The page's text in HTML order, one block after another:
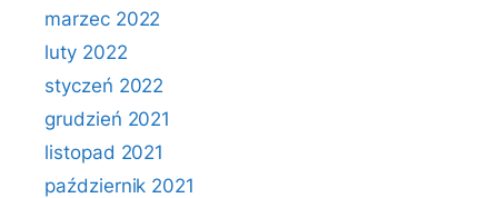
marzec 2022
luty 2022
styczeń 2022
grudzień 2021
listopad 2021
październik 2021